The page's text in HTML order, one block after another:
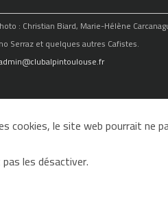
: Christian Biard, Marie-Hélène
Serraz et quelques autres Cafistes.
cookies, le site web pourrait ne
les désactiver.